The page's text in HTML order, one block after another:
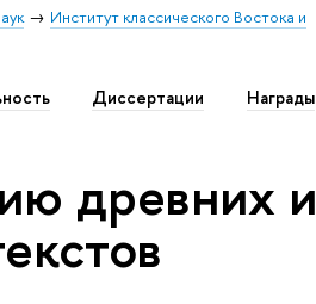
Институт классического Востока и
Диссертации Награды
древних и